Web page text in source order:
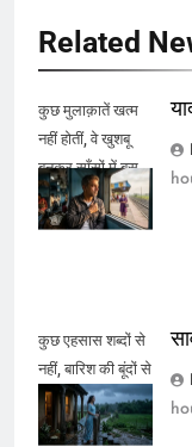
Related
कुछ मुलाक़ातें खत्म
नहीं होतीं, वे खुशबू
बनकर साँसों में बस
जाती हैं।
कुछ एहसास शब्दों से
नहीं, बारिश की बूंदों से
कहे जाते हैं।